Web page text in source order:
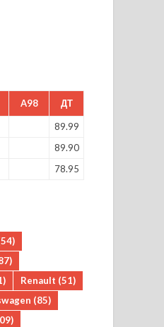
A98 ДТ
89.99
89.90
78.95
Renault (51)
(85)